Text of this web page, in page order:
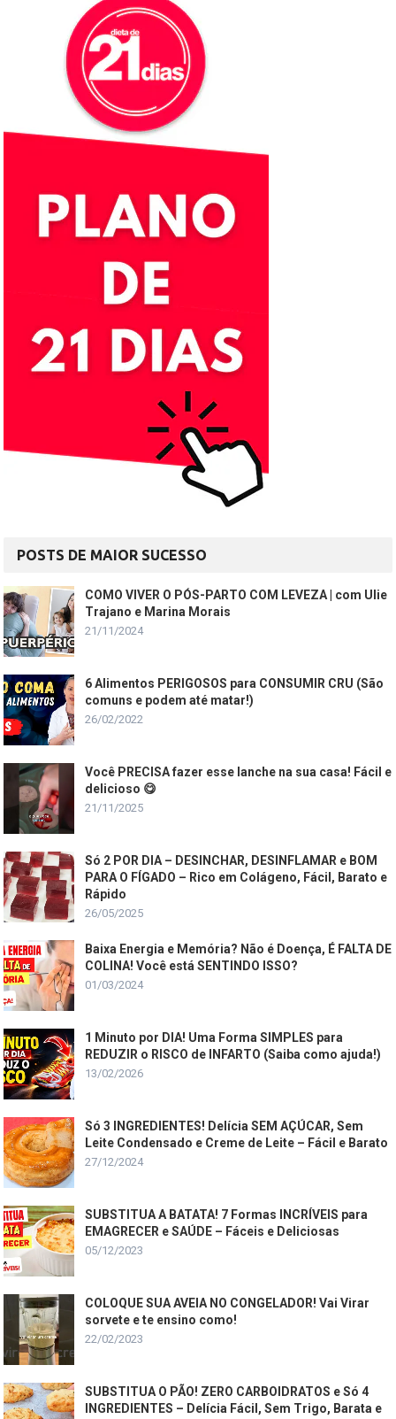
POSTS DE MAIOR SUCESSO
COMO VIVER O PÓS-PARTO COM LEVEZA | com Ulie
Trajano e Marina Morais
21/11/2024
6 Alimentos PERIGOSOS para CONSUMIR CRU (São
comuns e podem até matar!)
26/02/2022
Você PRECISA fazer esse lanche na sua casa! Fácil e
delicioso 😋
21/11/2025
Só 2 POR DIA – DESINCHAR, DESINFLAMAR e BOM
PARA O FÍGADO – Rico em Colágeno, Fácil, Barato e
Rápido
26/05/2025
Baixa Energia e Memória? Não é Doença, É FALTA DE
COLINA! Você está SENTINDO ISSO?
01/03/2024
1 Minuto por DIA! Uma Forma SIMPLES para
REDUZIR o RISCO de INFARTO (Saiba como ajuda!)
13/02/2026
Só 3 INGREDIENTES! Delícia SEM AÇÚCAR, Sem
Leite Condensado e Creme de Leite – Fácil e Barato
27/12/2024
SUBSTITUA A BATATA! 7 Formas INCRÍVEIS para
EMAGRECER e SAÚDE – Fáceis e Deliciosas
05/12/2023
COLOQUE SUA AVEIA NO CONGELADOR! Vai Virar
sorvete e te ensino como!
22/02/2023
SUBSTITUA O PÃO! ZERO CARBOIDRATOS e Só 4
INGREDIENTES – Delícia Fácil, Sem Trigo, Barata e